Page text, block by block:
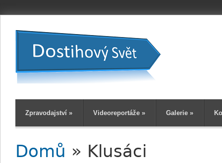
Zpravodajství » Videoreportáže » Galerie »
Jste zde
Domů » Klusáci